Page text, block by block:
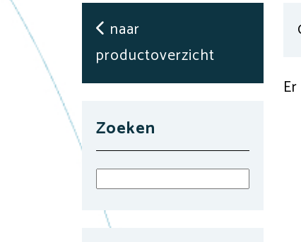
naar
productoverzicht
Zoeken